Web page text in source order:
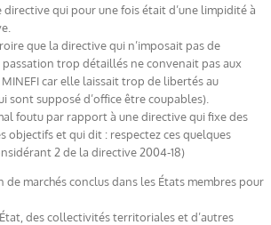
directive qui pour une fois était d’une limpidité à
que la directive qui n’imposait pas de
passation trop détaillés ne convenait pas aux
car elle laissait trop de libertés au
sont supposé d’office être coupables).
foutu par rapport à une directive qui fixe des
objectifs et qui dit : respectez ces quelques
2 de la directive 2004-18)
de marchés conclus dans les États membres pour
des collectivités territoriales et d’autres